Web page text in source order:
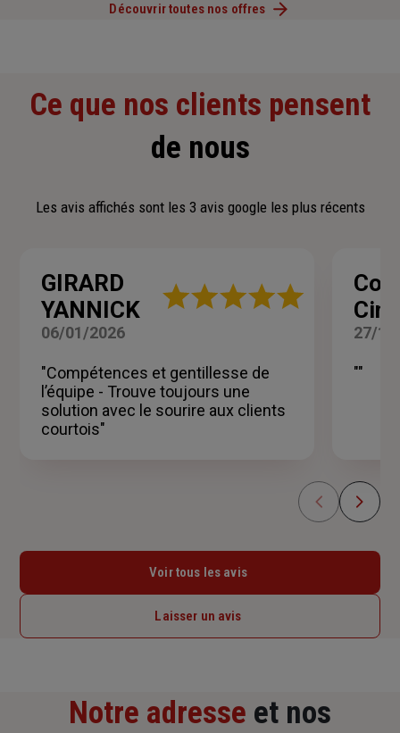
Découvrir toutes nos offres
Ce que nos clients pensent
de nous
Les avis affichés sont les 3 avis google les plus récents
GIRARD
YANNICK
Note
étoiles
06/01/2026
"Compétences et gentillesse de
l’équipe - Trouve toujours une
solution avec le sourire aux clients
courtois"
27/
""
Voir tous les avis
Laisser un avis
Notre adresse et nos